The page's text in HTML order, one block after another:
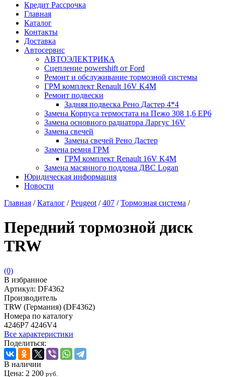
Кредит Рассрочка
Главная
Каталог
Контакты
Доставка
Автосервис
АВТОЭЛЕКТРИКА
Сцепление powershift от Ford
Ремонт и обслуживание тормозной системы
ГРМ комплект Renault 16V K4M
Ремонт подвески
Задняя подвеска Рено Дастер 4*4
Замена Корпуса термостата на Пежо 308 1,6 EP6
Замена основного радиатора Ларгус 16V
Замена свечей
Замена свечей Рено Дастер
Замена ремня ГРМ
ГРМ комплект Renault 16V K4M
Замена масянного поддона ДВС Logan
Юридическая информация
Новости
Главная / Каталог / Peugeot / 407 / Тормозная система /
Передний тормозной диск
TRW
(0)
В избранное
Артикул: DF4362
Производитель
TRW (Германия) (DF4362)
Номера по каталогу
4246P7 4246V4
Все характеристики
Поделиться:
В наличии
Цена: 2 200 руб.